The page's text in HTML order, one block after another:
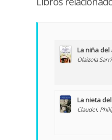
La niña del
Olaizola
La nieta
Claudel,